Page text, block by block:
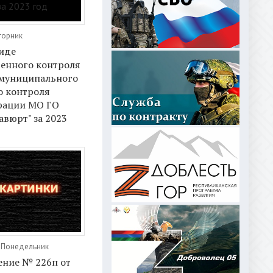
контроля
МО ГО
за 2023
№ 226п от